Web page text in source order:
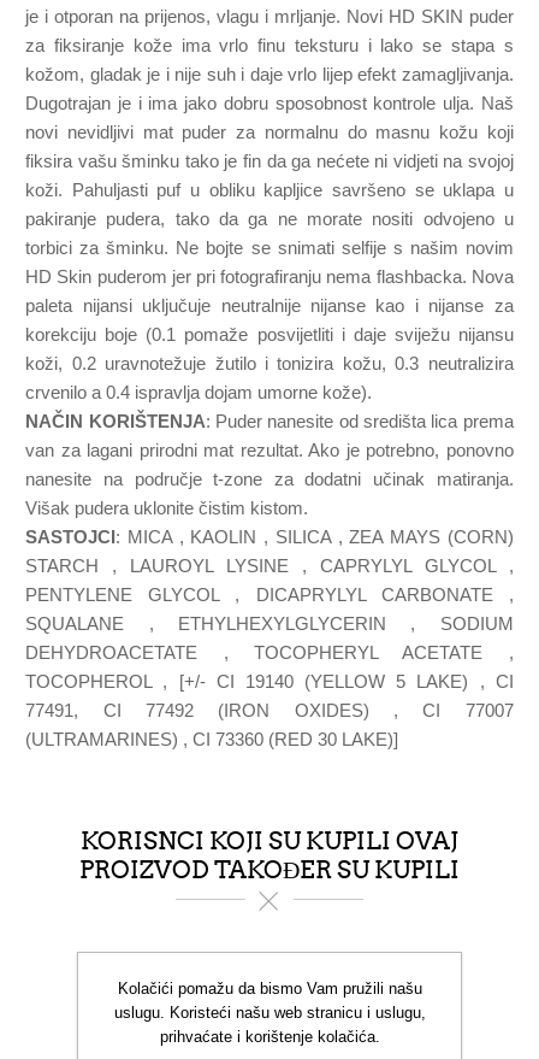
je i otporan na prijenos, vlagu i mrljanje. Novi HD SKIN puder
za fiksiranje kože ima vrlo finu teksturu i lako se stapa s
kožom, gladak je i nije suh i daje vrlo lijep efekt zamagljivanja.
Dugotrajan je i ima jako dobru sposobnost kontrole ulja. Naš
novi nevidljivi mat puder za normalnu do masnu kožu koji
fiksira vašu šminku tako je fin da ga nećete ni vidjeti na svojoj
koži. Pahuljasti puf u obliku kapljice savršeno se uklapa u
pakiranje pudera, tako da ga ne morate nositi odvojeno u
torbici za šminku. Ne bojte se snimati selfije s našim novim
HD Skin puderom jer pri fotografiranju nema flashbacka. Nova
paleta nijansi uključuje neutralnije nijanse kao i nijanse za
korekciju boje (0.1 pomaže posvijetliti i daje sviježu nijansu
koži, 0.2 uravnotežuje žutilo i tonizira kožu, 0.3 neutralizira
crvenilo a 0.4 ispravlja dojam umorne kože).
NAČIN KORIŠTENJA: Puder nanesite od središta lica prema
van za lagani prirodni mat rezultat. Ako je potrebno, ponovno
nanesite na područje t-zone za dodatni učinak matiranja.
Višak pudera uklonite čistim kistom.
SASTOJCI: MICA , KAOLIN , SILICA , ZEA MAYS (CORN)
STARCH , LAUROYL LYSINE , CAPRYLYL GLYCOL ,
PENTYLENE GLYCOL , DICAPRYLYL CARBONATE ,
SQUALANE , ETHYLHEXYLGLYCERIN , SODIUM
DEHYDROACETATE , TOCOPHERYL ACETATE ,
TOCOPHEROL , [+/- CI 19140 (YELLOW 5 LAKE) , CI
77491, CI 77492 (IRON OXIDES) , CI 77007
(ULTRAMARINES) , CI 73360 (RED 30 LAKE)]
KORISNCI KOJI SU KUPILI OVAJ
PROIZVOD TAKOĐER SU KUPILI
Kolačići pomažu da bismo Vam pružili našu
uslugu. Koristeći našu web stranicu i uslugu,
prihvaćate i korištenje kolačića.